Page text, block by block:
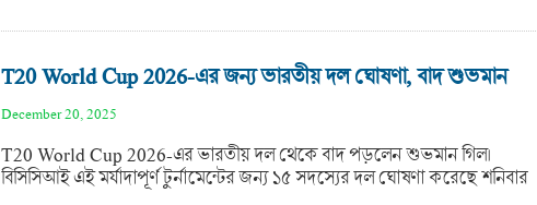
T20 World Cup 2026-এর জন্য ভারতীয় দল ঘোষণা, বাদ শুভমান
December 20, 2025
T20 World Cup 2026-এর ভারতীয় দল থেকে বাদ পড়লেন শুভমান গিল।
বিসিসিআই এই মর্যাদাপূর্ণ টুর্নামেন্টের জন্য ১৫ সদস্যের দল ঘোষণা করেছে শনিবার